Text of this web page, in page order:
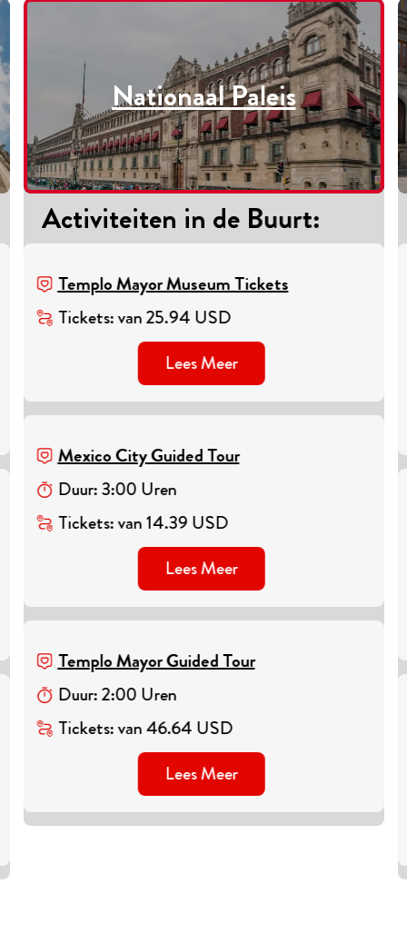
Nationaal Paleis
Activiteiten in de Buurt:
Templo Mayor Museum Tickets
Tickets:van25.94 USD
Lees Meer
Mexico City Guided Tour
Duur:3:00 Uren
Tickets:van14.39 USD
Lees Meer
Templo Mayor Guided Tour
Duur:2:00 Uren
Tickets:van46.64 USD
Lees Meer